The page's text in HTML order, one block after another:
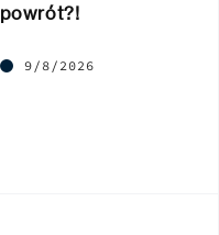
powrót?!
9/8/2026